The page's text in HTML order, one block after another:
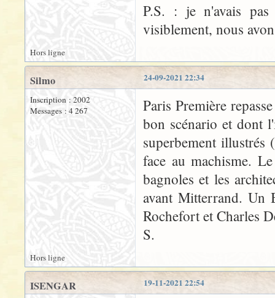
P.S. : je n'avais
visiblement, nous
Hors ligne
24-09-2021 22:34
Silmo
Inscription : 2002
Messages : 4 267
Paris Première
bon scénario et dont
superbement illustrés
face au machisme.
bagnoles et les
avant Mitterrand. Un
Rochefort et Charles
S.
Hors ligne
19-11-2021 22:54
ISENGAR